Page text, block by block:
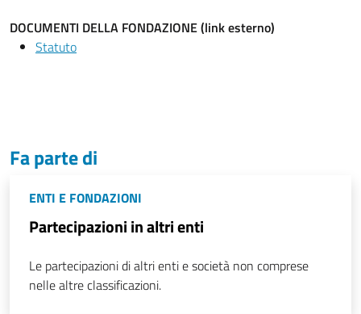
DOCUMENTI DELLA FONDAZIONE (link esterno)
Statuto
Fa parte di
ENTI E FONDAZIONI
Partecipazioni in altri enti
Le partecipazioni di altri enti e società non comprese
nelle altre classificazioni.